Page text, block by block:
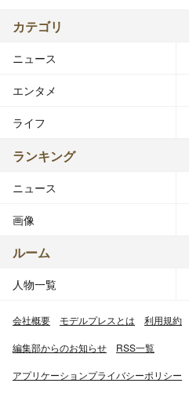
カテゴリ
ニュース
エンタメ
ライフ
ランキング
ニュース
画像
ルーム
人物一覧
会社概要 モデルプレスとは 利用規約
編集部からのお知らせ RSS一覧
アプリケーションプライバシーポリシー